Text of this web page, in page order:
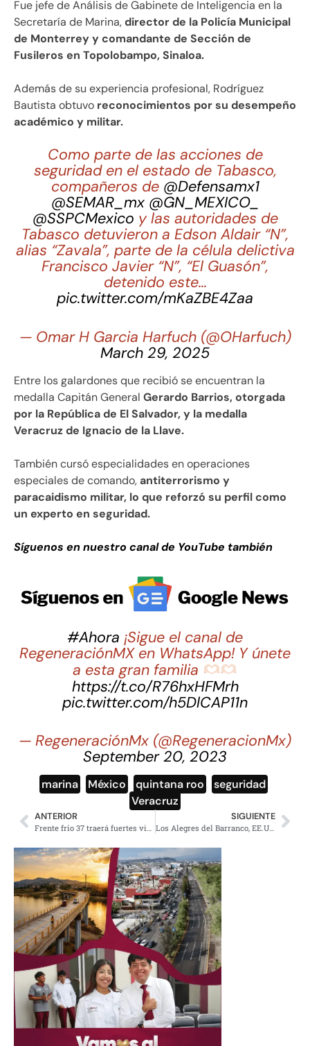
Fue jefe de Análisis de Gabinete de Inteligencia en la
Secretaría de Marina,director de la Policía Municipal
de Monterrey y comandante de Sección de
Fusileros en Topolobampo, Sinaloa.
Además de su experiencia profesional, Rodríguez
Bautista obtuvo reconocimientos por su desempeño
académico y militar.
Como parte de las acciones de
seguridad en el estado de Tabasco,
compañeros de @Defensamx1
@SEMAR_mx @GN_MEXICO_
@SSPCMexico y las autoridades de
Tabasco detuvieron a Edson Aldair “N”,
alias “Zavala”, parte de la célula delictiva
Francisco Javier “N”, “El Guasón”,
detenido este…
pic.twitter.com/mKaZBE4Zaa
— Omar H Garcia Harfuch (@OHarfuch)
March 29, 2025
Entre los galardones que recibió se encuentran la
medalla Capitán General Gerardo Barrios, otorgada
por la República de El Salvador, y la medalla
Veracruz de Ignacio de la Llave.
También cursó especialidades en operaciones
especiales de comando,antiterrorismo y
paracaidismo militar, lo que reforzó su perfil como
un experto en seguridad.
Síguenos en nuestro canal de YouTube también
#Ahora ¡Sigue el canal de
RegeneraciónMX en WhatsApp! Y únete
a esta gran familia
https://t.co/R76hxHFMrh
pic.twitter.com/h5DlCAP11n
— RegeneraciónMx (@RegeneracionMx)
September 20, 2023
marina México quintana roo seguridad
Veracruz
ANTERIOR SIGUIENTE
Los Alegres del Barranco, EE.UU les quita visa de trabajo o turismo